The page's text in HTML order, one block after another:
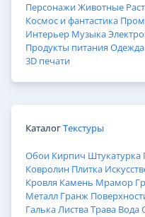
ПерсонажиЖивотные
Космос и фантастика
Интерьер Музыка
Продукты питания
3D печати
КаталогТекстуры
Обои Кирпич Штукатурка
Ковролин Плитка
Кровля Камень Мрамор
Металл Гранж
ГалькаЛистваТрава Вода